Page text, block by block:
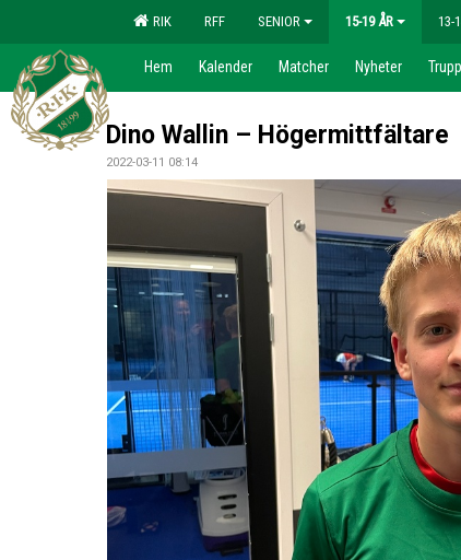
RIK RFF SENIOR 15-19 ÅR 13-
Hem Kalender Matcher Nyheter
Dino Wallin – Högermittfältare
2022-03-11 08:14